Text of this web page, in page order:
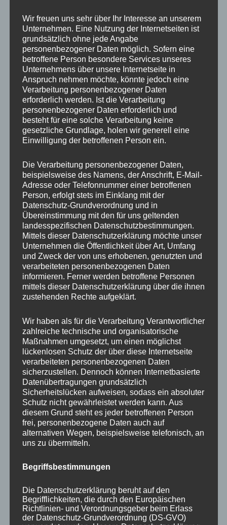
MP Mario Porten
Beratung
Training
Coaching
Impulsvorträge
NEWS ABONNIEREN?
Your email:
KATEGORIEN
Aktuelles vom MP
Allgemein
Impulse zur persönlichen Reflexion
Naturfoto-Blog
Wir freuen uns sehr über Ihr Interesse an unserem
Unternehmen. Eine Nutzung der Internetseiten ist
grundsätzlich ohne jede Angabe
personenbezogener Daten möglich. Sofern eine
betroffene Person besondere Services unseres
Unternehmens über unsere Internetseite in
Anspruch nehmen möchte, könnte jedoch eine
Verarbeitung personenbezogener Daten
erforderlich werden. Ist die Verarbeitung
personenbezogener Daten erforderlich und
besteht für eine solche Verarbeitung keine
gesetzliche Grundlage, holen wir generell eine
Einwilligung der betroffenen Person ein.
Die Verarbeitung personenbezogener Daten,
beispielsweise des Namens, der Anschrift, E-Mail-
Adresse oder Telefonnummer einer betroffenen
Person, erfolgt stets im Einklang mit der
Datenschutz-Grundverordnung und in
Übereinstimmung mit den für uns geltenden
landesspezifischen Datenschutzbestimmungen.
Mittels dieser Datenschutzerklärung möchte unser
Unternehmen die Öffentlichkeit über Art, Umfang
und Zweck der von uns erhobenen, genutzten und
verarbeiteten personenbezogenen Daten
informieren. Ferner werden betroffene Personen
mittels dieser Datenschutzerklärung über die ihnen
zustehenden Rechte aufgeklärt.
Wir haben als für die Verarbeitung Verantwortlicher
zahlreiche technische und organisatorische
Maßnahmen umgesetzt, um einen möglichst
lückenlosen Schutz der über diese Internetseite
verarbeiteten personenbezogenen Daten
sicherzustellen. Dennoch können Internetbasierte
Datenübertragungen grundsätzlich
Sicherheitslücken aufweisen, sodass ein absoluter
Schutz nicht gewährleistet werden kann. Aus
diesem Grund steht es jeder betroffenen Person
frei, personenbezogene Daten auch auf
alternativen Wegen, beispielsweise telefonisch, an
uns zu übermitteln.
Begriffsbestimmungen
Die Datenschutzerklärung beruht auf den
Begrifflichkeiten, die durch den Europäischen
Richtlinien- und Verordnungsgeber beim Erlass
der Datenschutz-Grundverordnung (DS-GVO)